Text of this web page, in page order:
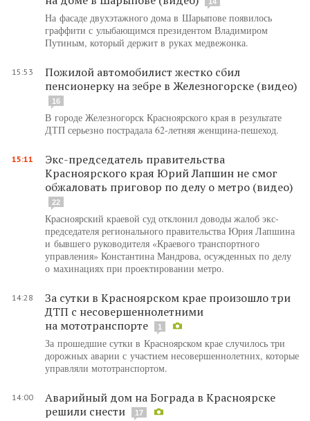
На фасаде двухэтажного дома в Шарыпове появилось
граффити с улыбающимся президентом Владимиром
Путиным, который держит в руках медвежонка.
15:53
Пожилой автомобилист жестко сбил
пенсионерку на зебре в Железногорске (видео)
16
В городе Железногорск Красноярского края в результате
ДТП серьезно пострадала 62-летняя женщина-пешеход.
15:11
Экс-председатель правительства
Красноярского края Юрий Лапшин не смог
обжаловать приговор по делу о метро (видео)
22
Красноярский краевой суд отклонил доводы жалоб экс-
председателя регионального правительства Юрия Лапшина
и бывшего руководителя «Краевого транспортного
управления» Константина Мандрова, осужденных по делу
о махинациях при проектировании метро.
14:28
За сутки в Красноярском крае произошло три
ДТП с несовершеннолетними
на мототранспорте
1
За прошедшие сутки в Красноярском крае случилось три
дорожных аварии с участием несовершеннолетних, которые
управляли мототранспортом.
14:00
Аварийный дом на Бограда в Красноярске
решили снести
17